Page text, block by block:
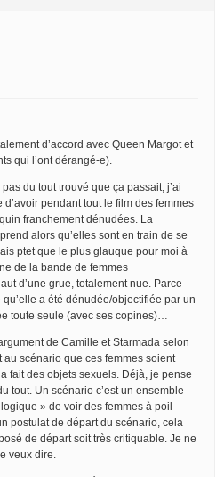
d’accord avec Queen Margot et
qui l’ont dérangé-e).
du tout trouvé que ça passait, j’ai
pendant tout le film des femmes
franchement dénudées. La
alors qu’elles sont en train de se
ptet que le plus glauque pour moi à
de la bande de femmes
d’une grue, totalement nue. Parce
qu’elle a été dénudée/objectifiée par un
toute seule (avec ses copines)…
de Camille et Starmada selon
au scénario que ces femmes soient
fait des objets sexuels. Déjà, je pense
tout. Un scénario c’est un ensemble
» de voir des femmes à poil
postulat de départ du scénario, cela
de départ soit très critiquable. Je ne
veux dire.